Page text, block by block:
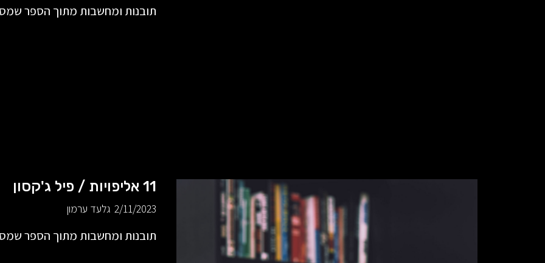
תובנות ומחשבות מתוך הספר
11 אליפויות / פיל ג'קסון
2/11/2023 גלעד ערמון
תובנות ומחשבות מתוך הספר